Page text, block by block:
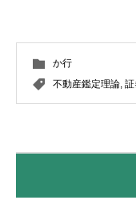
か行
不動産鑑定理論,